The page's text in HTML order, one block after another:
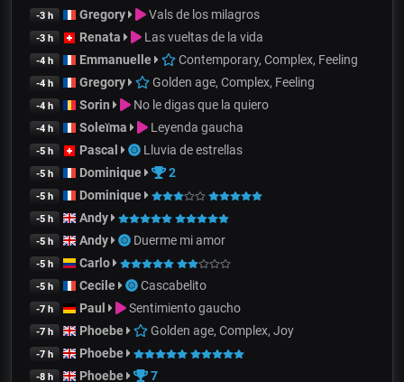
-3 h Gregory Vals de los milagros
-3 h Renata Las vueltas de la vida
-4 h Emmanuelle Contemporary, Complex, Feeling
-4 h Gregory Golden age, Complex, Feeling
-4 h Sorin No le digas que la quiero
-4 h Soleïma Leyenda gaucha
-5 h Pascal Lluvia de estrellas
-5 h Dominique 2
-5 h Dominique
-5 h Andy
-5 h Andy Duerme mi amor
-5 h Carlo
-5 h Cecile Cascabelito
-7 h Paul Sentimiento gaucho
-7 h Phoebe Golden age, Complex, Joy
-7 h Phoebe
-8 h Phoebe 7